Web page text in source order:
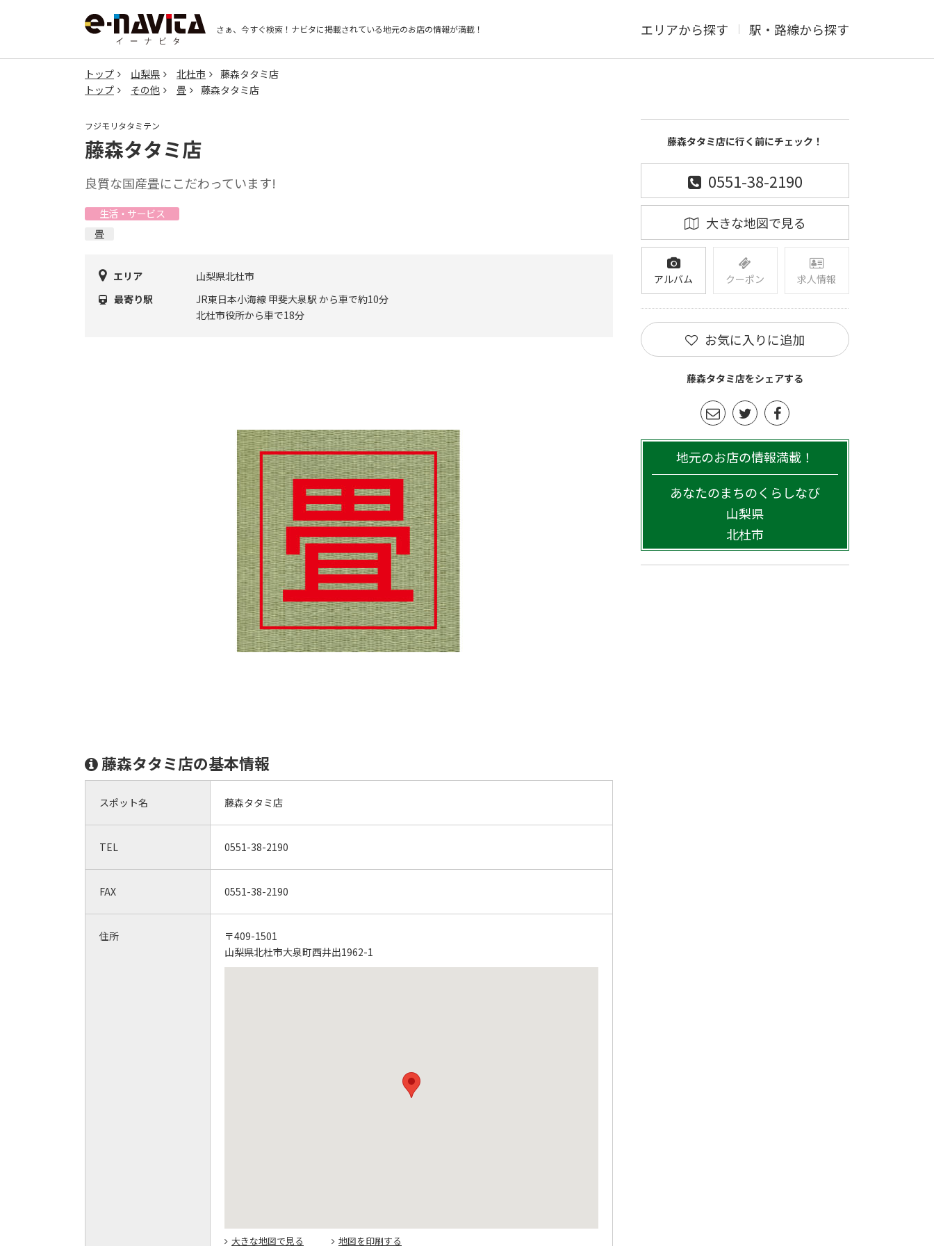
さぁ、今すぐ検索！ ナビタに掲載されている地元のお店の情報が満載！ エリアから探す 駅・路線から探す
トップ 山梨県 北杜市
藤森タタミ店
トップ
その他 畳 藤森タタミ店
フジモリタタミテン
藤森タタミ店
良質な国産畳にこだわっています!
生活・サービス
畳
エリア
山梨県北杜市
最寄り駅
JR東日本小海線 甲斐大泉駅 から車で約10分
北杜市役所から車で18分
藤森タタミ店の基本情報
スポット名 藤森タタミ店
TEL 0551-38-2190
FAX 0551-38-2190
住所
〒409-1501
山梨県北杜市大泉町西井出1962-1
大きな地図で見る 地図を印刷する
藤森タタミ店に行く前にチェック！
0551-38-2190
大きな地図で見る
アルバム クーポン 求人情報
お気に入りに追加
藤森タタミ店をシェアする
地元のお店の情報満載！
あなたのまちのくらしなび
山梨県
北杜市